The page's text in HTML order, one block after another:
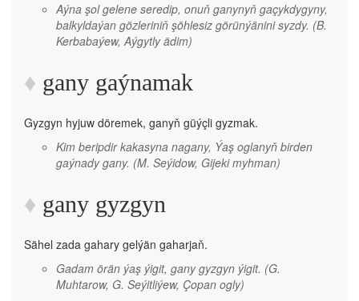
Aýna şol gelene seredip, onuň ganynyň gaçykdygyny,
balkyldaýan gözleriniň şöhlesiz görünýänini syzdy. (B.
Kerbabaýew, Aýgytly ädim)
gany gaýnamak
Gyzgyn hyjuw döremek, ganyň güýçli gyzmak.
Kim beripdir kakasyna nagany, Ýaş oglanyň birden
gaýnady gany. (M. Seýidow, Gijeki myhman)
gany gyzgyn
Sähel zada gahary gelýän gaharjaň.
Gadam örän ýaş ýigit, gany gyzgyn ýigit. (G.
Muhtarow, G. Seýitliýew, Çopan ogly)